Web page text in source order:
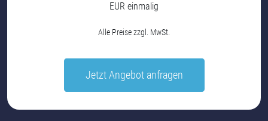
EUR einmalig
Alle Preise zzgl. MwSt.
Jetzt Angebot anfragen